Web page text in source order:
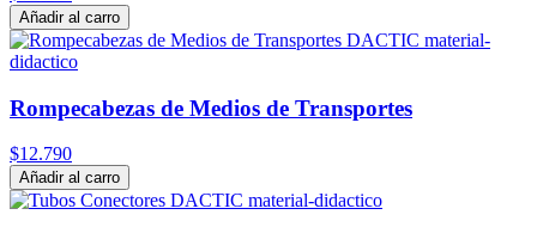
Añadir al carro
Rompecabezas de Medios de Transportes
$12.790
Añadir al carro